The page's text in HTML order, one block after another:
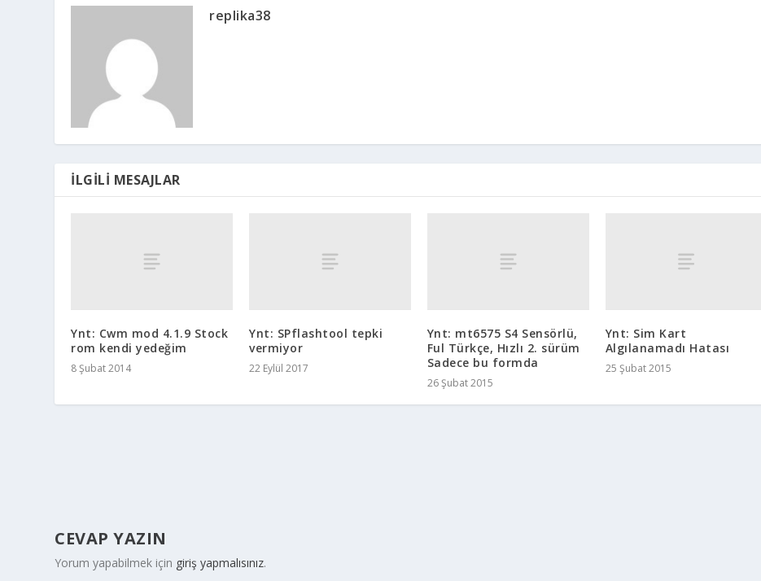
replika38
İLGILI MESAJLAR
Ynt: Cwm mod 4.1.9 Stock
rom kendi yedeğim
8 Şubat 2014
Ynt: SPflashtool tepki
vermiyor
22 Eylül 2017
Ynt: mt6575 S4 Sensörlü,
Ful Türkçe, Hızlı 2. sürüm
Sadece bu formda
26 Şubat 2015
Ynt: Sim Kart
Algılanamadı Hatası
25 Şubat 2015
CEVAP YAZIN
Yorum yapabilmek için giriş yapmalısınız.